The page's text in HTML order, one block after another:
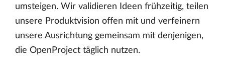
umsteigen. Wir validieren Ideen frühzeitig, teilen
unsere Produktvision offen mit und verfeinern
unsere Ausrichtung gemeinsam mit denjenigen,
die OpenProject täglich nutzen.